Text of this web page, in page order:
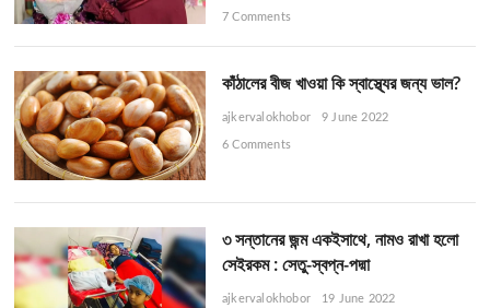
7 Comments
কাঁঠালের বীজ খাওয়া কি স্বাস্থ্যের জন্য ভাল?
ajkervalokhobor 9 June 2022
6 Comments
৩ সন্তানের জন্ম একইসাথে, নামও রাখা হলো
সেইরকম : সেতু-স্বপ্ন-পদ্মা
ajkervalokhobor 19 June 2022